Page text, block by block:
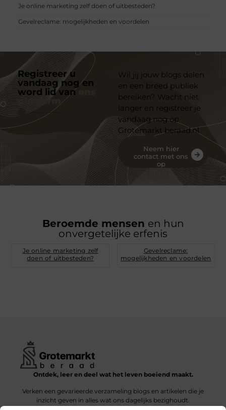
Je online marketing zelf doen of uitbesteden?
Gevelreclame: mogelijkheden en voordelen
Registreer u
vandaag nog en
word lid van
platform
Wil jij jouw blogs delen
en een breed publiek
bereiken? Wacht niet
langer en registreer je
vandaag nog op
Grotemarkt beraad.nl
Neem hier
contact met ons
op
Beroemde mensen en hun
onvergetelijke erfenis
Je online marketing zelf
doen of uitbesteden?
Gevelreclame:
mogelijkheden en voordelen
Ontdek, leer en deel wat het leven boeiend maakt.
Verken een gevarieerde verzameling blogs en artikelen die je
inzicht geven in alles wat ons dagelijks bezighoudt.